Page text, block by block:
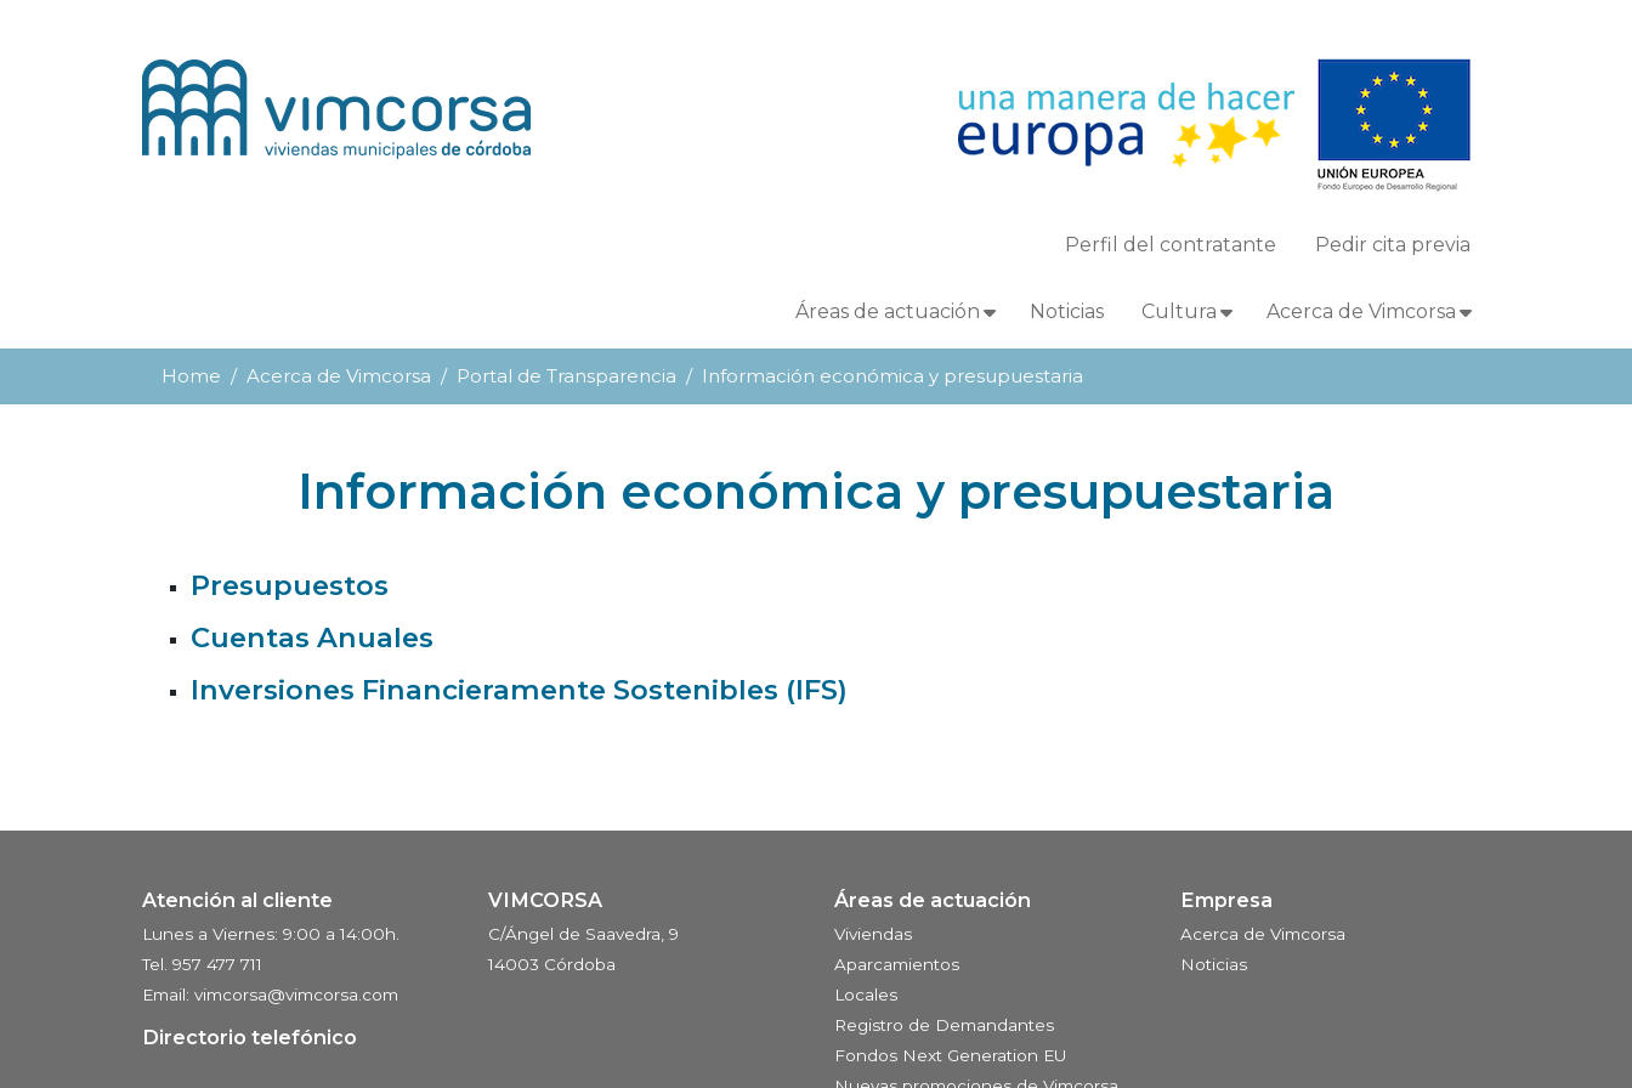
Perfil del contratante Pedir cita previa
Áreas de actuación Noticias Cultura Acerca de Vimcorsa
Home Acerca de Vimcorsa Portal de Transparencia Información económica y presupuestaria
Información económica y presupuestaria
Presupuestos
Cuentas Anuales
Inversiones Financieramente Sostenibles (IFS)
Atención al cliente
Lunes a Viernes: 9:00 a 14:00h.
Tel. 957 477 711
Email: vimcorsa@vimcorsa.com
Directorio telefónico
VIMCORSA
C/Ángel de Saavedra, 9
14003 Córdoba
Áreas de actuación
Viviendas
Aparcamientos
Locales
Registro de Demandantes
Fondos Next Generation EU
Empresa
Acerca de Vimcorsa
Noticias